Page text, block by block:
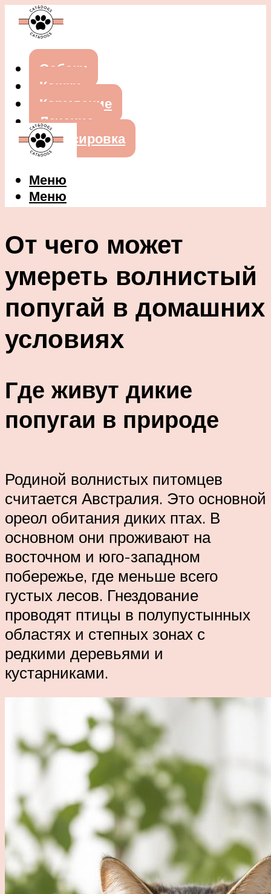
Собаки
Кошки
Кормление
Лечение
Дрессировка
Меню
Меню
От чего может
умереть волнистый
попугай в домашних
условиях
Где живут дикие
попугаи в природе
Родиной волнистых питомцев
считается Австралия. Это основной
ореол обитания диких птах. В
основном они проживают на
восточном и юго-западном
побережье, где меньше всего
густых лесов. Гнездование
проводят птицы в полупустынных
областях и степных зонах с
редкими деревьями и
кустарниками.